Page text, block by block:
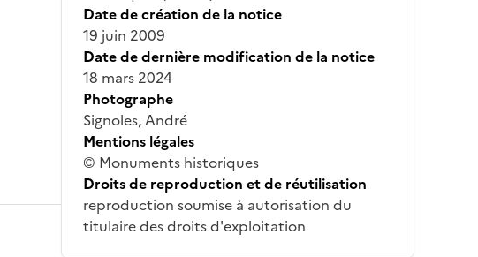
Date de création de la notice
19 juin 2009
Date de dernière modification de la notice
18 mars 2024
Photographe
Signoles, André
Mentions légales
© Monuments historiques
Droits de reproduction et de réutilisation
reproduction soumise à autorisation du
titulaire des droits d'exploitation